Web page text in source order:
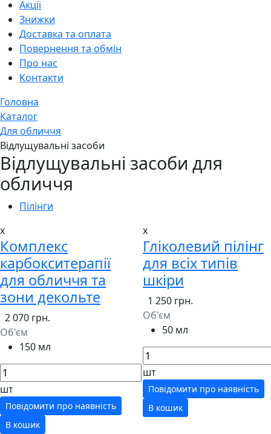
Акції
Знижки
Доставка та оплата
Повернення та обмін
Про нас
Контакти
Головна
Каталог
Для обличчя
Відлущувальні засоби
Відлущувальні засоби для
обличчя
Пілінги
x
Комплекс
карбокситерапії
для обличчя та
зони декольте
2 070 грн.
Об'єм
150 мл
шт
Повідомити про наявність
В кошик
x
Гліколевий пілінг
для всіх типів
шкіри
1 250 грн.
Об'єм
50 мл
шт
Повідомити про наявність
В кошик